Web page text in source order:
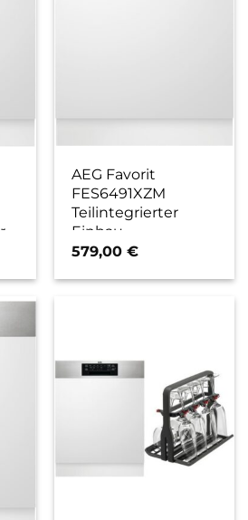
AEG Favorit
FES6491XZM
Teilintegrierter
Einbau-
Geschirrspüler 60
579,00€